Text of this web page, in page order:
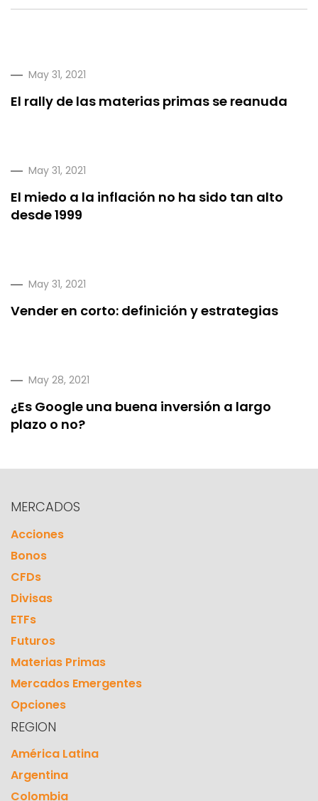
May 31, 2021
El rally de las materias primas se reanuda
May 31, 2021
El miedo a la inflación no ha sido tan alto
desde 1999
May 31, 2021
Vender en corto: definición y estrategias
May 28, 2021
¿Es Google una buena inversión a largo
plazo o no?
MERCADOS
Acciones
Bonos
CFDs
Divisas
ETFs
Futuros
Materias Primas
Mercados Emergentes
Opciones
REGION
América Latina
Argentina
Colombia